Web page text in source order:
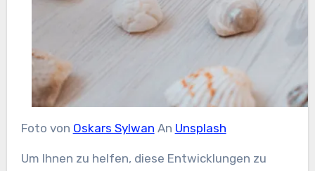
Foto von Oskars Sylwan An Unsplash
Um Ihnen zu helfen, diese Entwicklungen zu